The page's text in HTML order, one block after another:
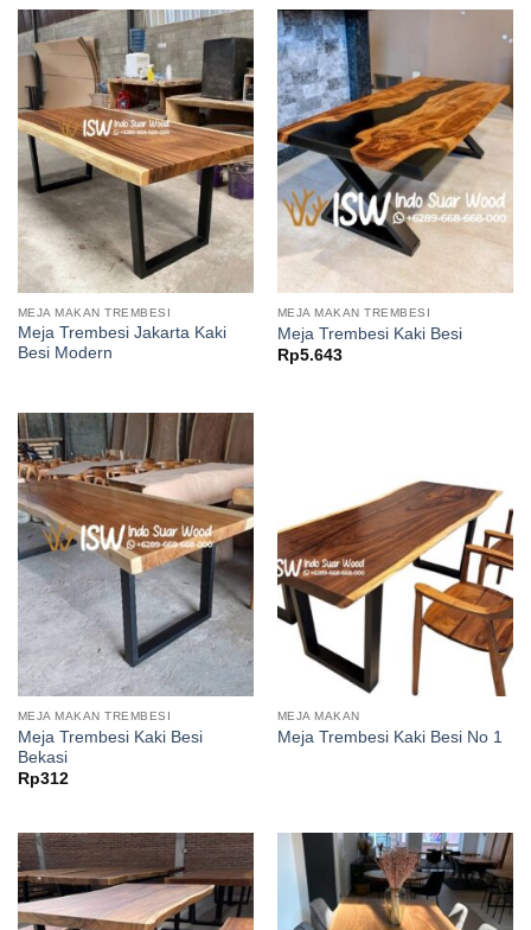
MEJA MAKAN TREMBESI
Meja Trembesi Jakarta Kaki
Besi Modern
MEJA MAKAN TREMBESI
Meja Trembesi Kaki Besi
Rp5.643
MEJA MAKAN TREMBESI
Meja Trembesi Kaki Besi
Bekasi
Rp312
MEJA MAKAN
Meja Trembesi Kaki Besi No 1